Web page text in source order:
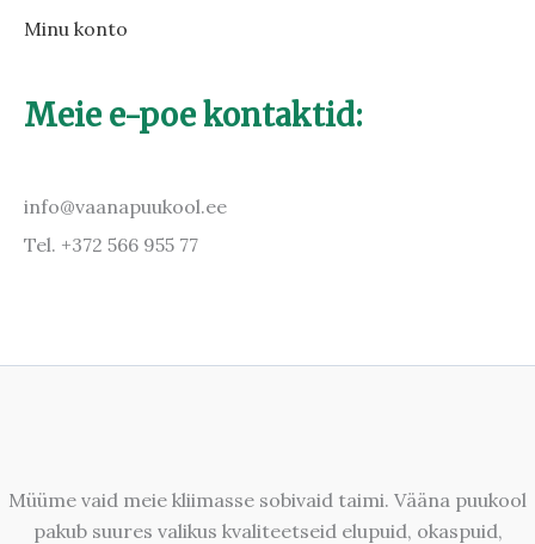
Minu konto
Meie e-poe kontaktid:
info@vaanapuukool.ee
Tel. +372 566 955 77
Müüme vaid meie kliimasse sobivaid taimi. Vääna puukool
pakub suures valikus kvaliteetseid elupuid, okaspuid,